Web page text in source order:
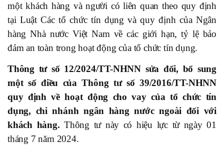
một khách hàng và người có liên quan theo quy định
tại Luật Các tổ chức tín dụng và quy định của Ngân
hàng Nhà nước Việt Nam về các giới hạn, tỷ lệ bảo
đảm an toàn trong hoạt động của tổ chức tín dụng.
Thông tư số 12/2024/TT-NHNN sửa đổi, bổ sung
một số điều của Thông tư số 39/2016/TT-NHNN
quy định về hoạt động cho vay của tổ chức tín
dụng, chi nhánh ngân hàng nước ngoài đối với
khách hàng.Thông tư này có hiệu lực từ ngày 01
tháng 7 năm 2024.